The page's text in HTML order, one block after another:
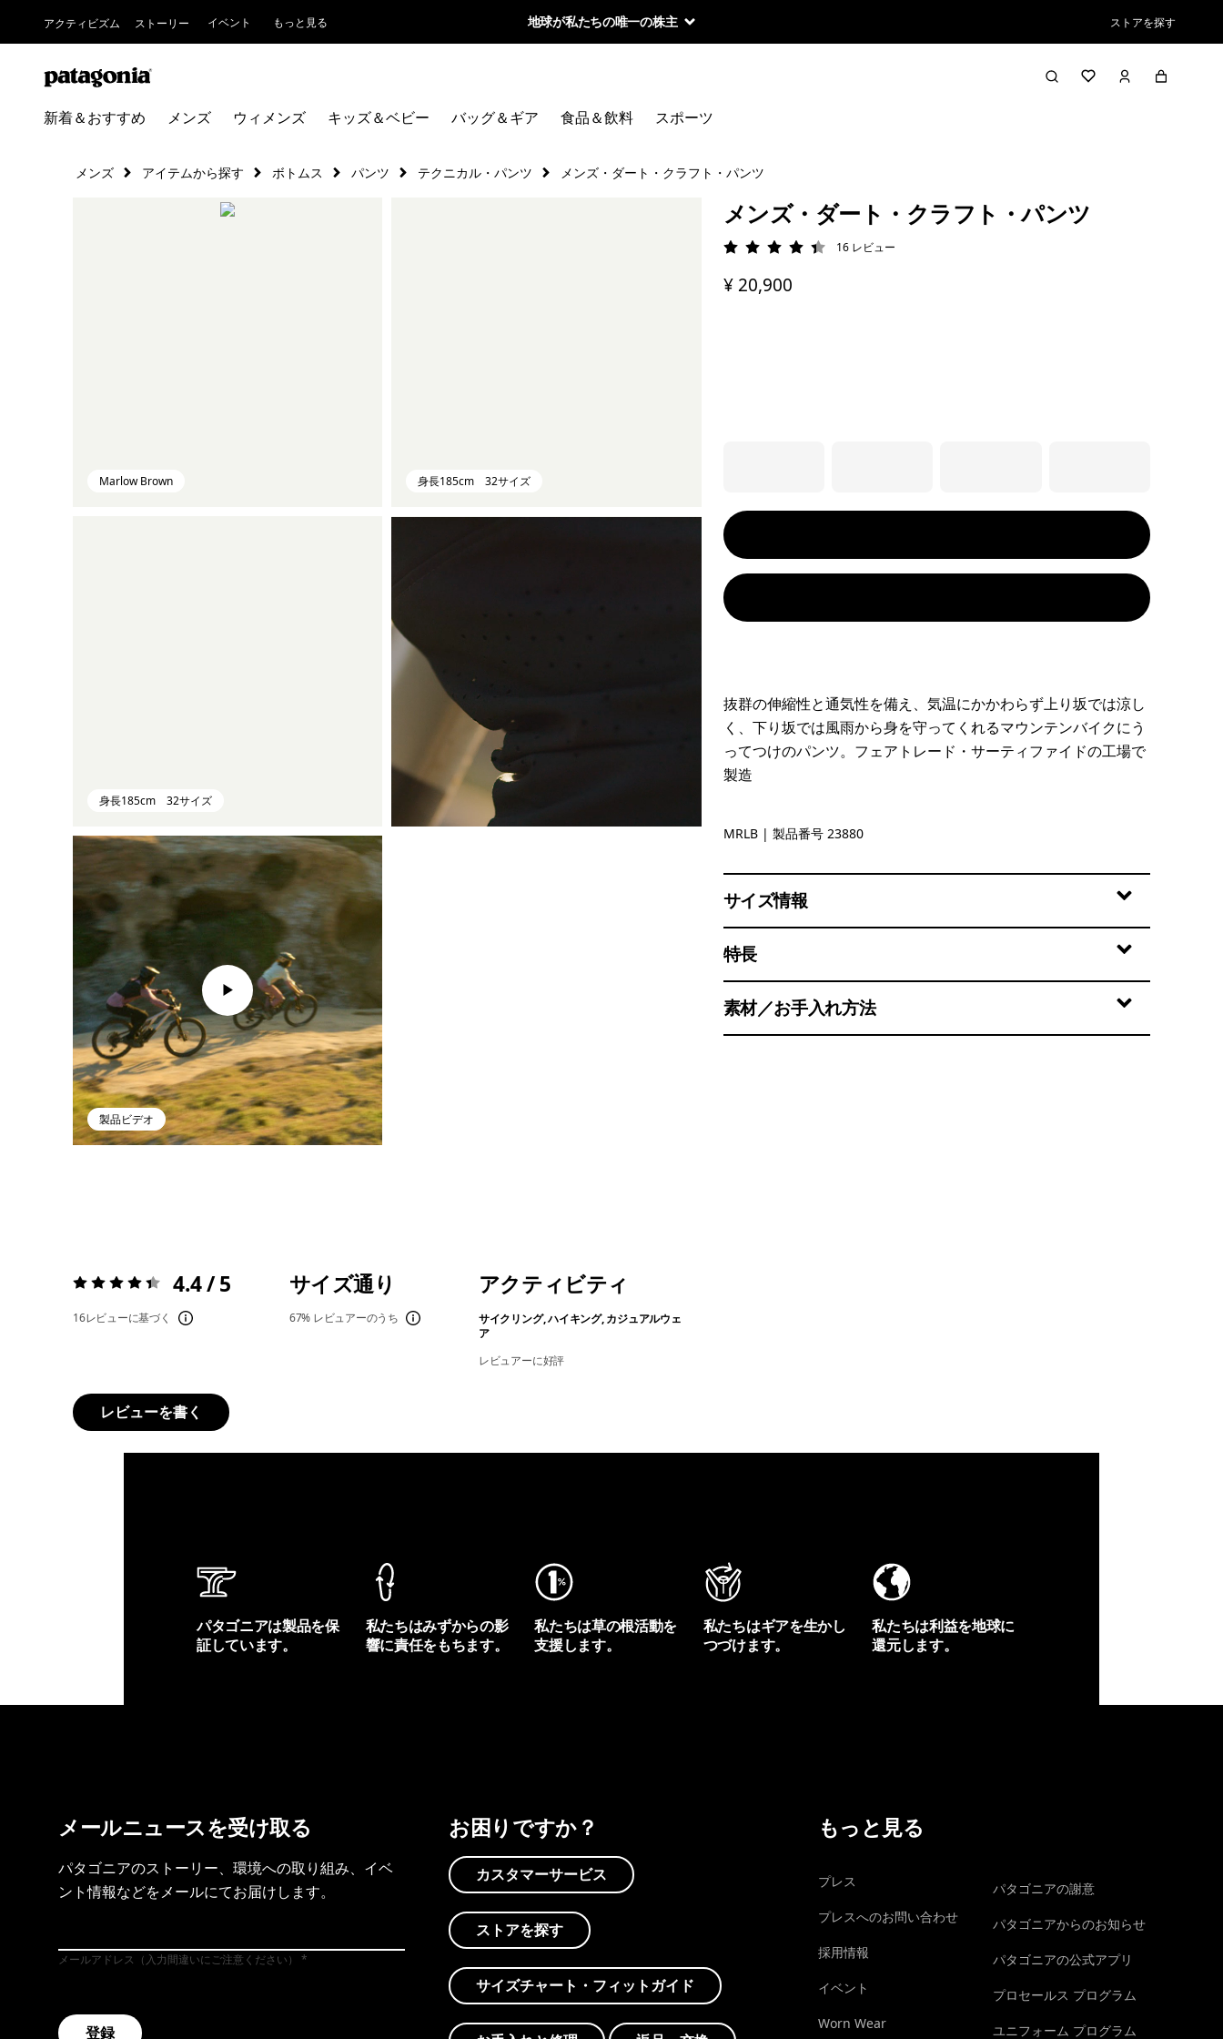
アクティビズム ストーリー イベント もっと見る 地球が私たちの唯一の株主 ストアを探す
新着＆おすすめ メンズ ウィメンズ キッズ＆ベビー バッグ＆ギア 食品＆飲料 スポーツ
メンズ アイテムから探す ボトムス パンツ テクニカル・パンツ メンズ・ダート・クラフト・パンツ
Marlow Brown 身長185cm 32サイズ
身長185cm 32サイズ
製品ビデオ
メンズ・ダート・クラフト・パンツ
評価: 4.4 / 5
16 レビュー
¥ 20,900
抜群の伸縮性と通気性を備え、気温にかかわらず上り坂では涼し
く、下り坂では風雨から身を守ってくれるマウンテンバイクにう
ってつけのパンツ。フェアトレード・サーティファイドの工場で
製造
Marlow Brown
MRLB | 製品番号 23880
サイズ情報
特長
素材／お手入れ方法
評価:4.4 / 5 4.4 / 5
16レビューに基づく
サイズ通り
67% レビュアーのうち
アクティビティ
サイクリング, ハイキング, カジュアルウェ
ア
レビュアーに好評
レビューを書く
パタゴニアは製品を保
証しています。
私たちはみずからの影
響に責任をもちます。
私たちは草の根活動を
支援します。
私たちはギアを生かし
つづけます。
私たちは利益を地球に
還元します。
メールニュースを受け取る
パタゴニアのストーリー、環境への取り組み、イベ
ント情報などをメールにてお届けします。
メールアドレス（入力間違いにご注意ください）
登録
お困りですか？
カスタマーサービス
ストアを探す
サイズチャート・フィットガイド
もっと見る
プレス
プレスへのお問い合わせ
採用情報
イベント
Worn Wear
パタゴニアの謝意
パタゴニアからのお知らせ
パタゴニアの公式アプリ
プロセールス プログラム
ユニフォーム プログラム